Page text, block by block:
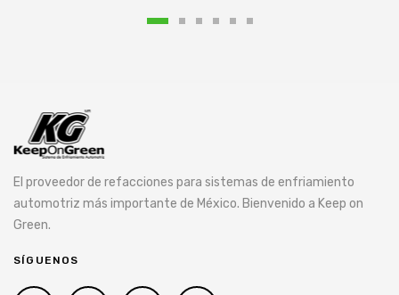
El proveedor de refacciones para sistemas de enfriamiento
automotriz más importante de México. Bienvenido a Keep on
Green.
SÍGUENOS